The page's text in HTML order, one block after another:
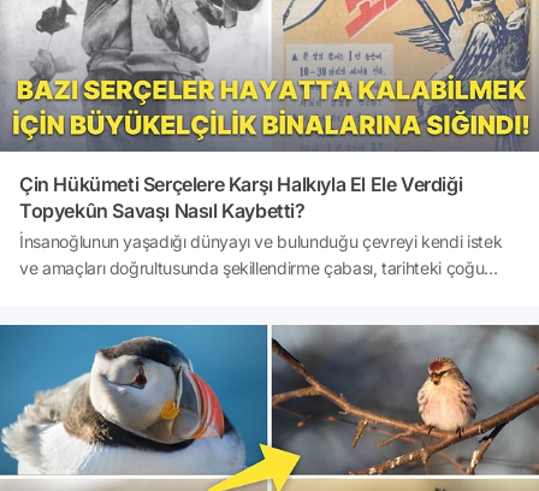
Çin Hükümeti Serçelere Karşı Halkıyla El Ele Verdiği
Topyekûn Savaşı Nasıl Kaybetti?
İnsanoğlunun yaşadığı dünyayı ve bulunduğu çevreyi kendi istek
ve amaçları doğrultusunda şekillendirme çabası, tarihteki çoğu
İşte Komünist Çin hükümetinin 20. yüzyılın ortalarında başlattığı
'Dört Haşere Kampanyası' ; büyük bir çevre felaketi ve milyonlarca
insanın ölümüne neden olan tarihin kara lekelerinden bir
tanesi.Akıllara durgunluk verecek çapta büyük bir pişmanlık ile
sonuçlanacak bu olayı sizler için derledik. Bakalım siz ne
düşüneceksiniz...